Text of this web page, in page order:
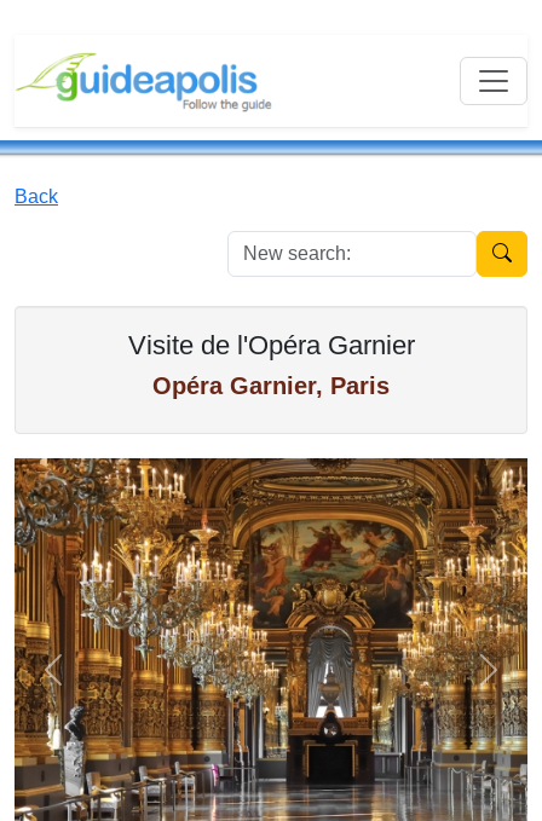
Back
New
Visite de l'Opéra Garnier
Opéra Garnier, Paris
Previous Next